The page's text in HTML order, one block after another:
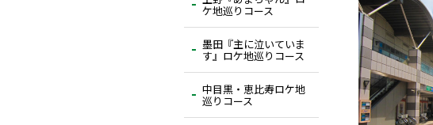
ケ地巡りコース
墨田『主に泣いていま
す』ロケ地巡りコース
中目黒・恵比寿ロケ地
巡りコース